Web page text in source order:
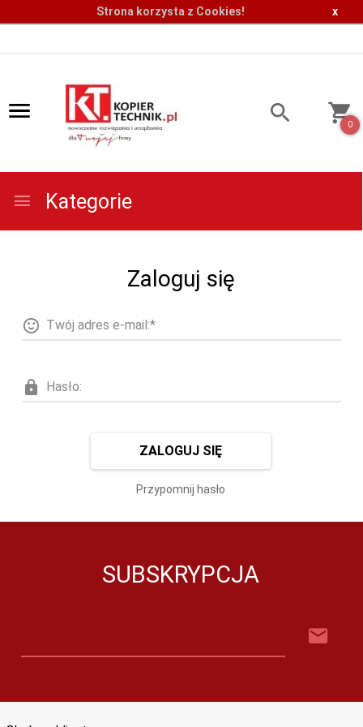
Strona korzysta z Cookies! x
0
Kategorie
Zaloguj się
Twój adres e-mail:*
Hasło:
ZALOGUJ SIĘ
Przypomnij hasło
SUBSKRYPCJA